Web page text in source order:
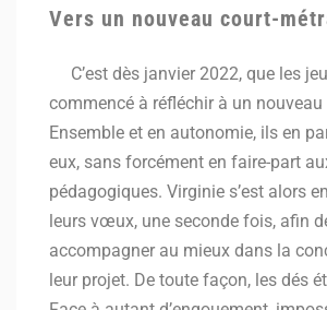
Vers un nouveau court-
C’est dès janvier 2022, que les
commencé à réfléchir à un nouveau
Ensemble et en autonomie, ils en
eux, sans forcément en faire-part
pédagogiques. Virginie s’est alors
leurs vœux, une seconde fois, afin
accompagner au mieux dans la
leur projet. De toute façon, les dés